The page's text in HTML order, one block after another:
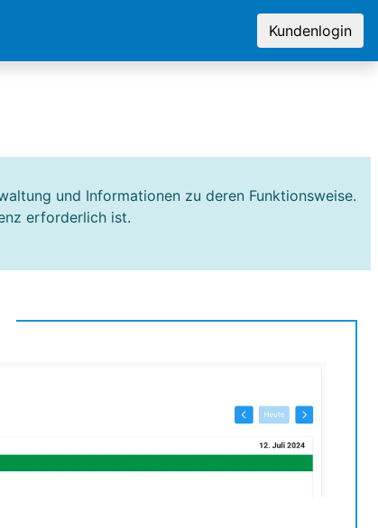
Kundenlogin
und Informationen zu deren Funktionsweise.
erforderlich ist.